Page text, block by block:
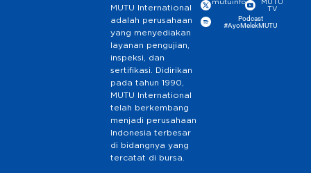
MUTU International
adalah perusahaan
yang menyediakan
layanan pengujian,
inspeksi, dan
sertifikasi. Didirikan
pada tahun 1990,
MUTU International
telah berkembang
menjadi perusahaan
Indonesia terbesar
di bidangnya yang
tercatat di bursa.
mutuinfo
MUTU
TV
Podcast
#AyoMelekMUTU